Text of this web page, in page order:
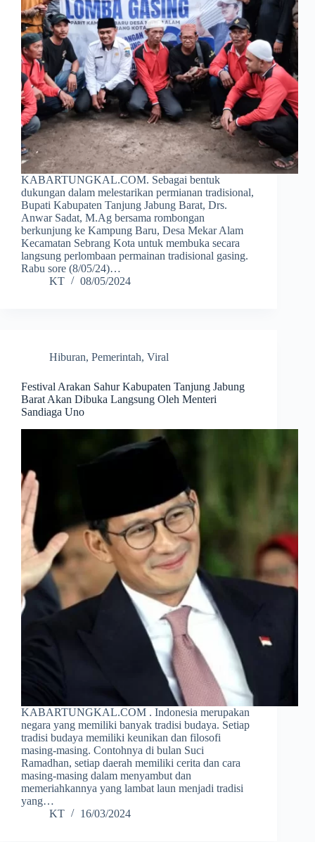
KABARTUNGKAL.COM. Sebagai bentuk
dukungan dalam melestarikan permianan tradisional,
Bupati Kabupaten Tanjung Jabung Barat, Drs.
Anwar Sadat, M.Ag bersama rombongan
berkunjung ke Kampung Baru, Desa Mekar Alam
Kecamatan Sebrang Kota untuk membuka secara
langsung perlombaan permainan tradisional gasing.
Rabu sore (8/05/24)…
KT
08/05/2024
Hiburan, Pemerintah, Viral
Festival Arakan Sahur Kabupaten Tanjung Jabung
Barat Akan Dibuka Langsung Oleh Menteri
Sandiaga Uno
KABARTUNGKAL.COM . Indonesia merupakan
negara yang memiliki banyak tradisi budaya. Setiap
tradisi budaya memiliki keunikan dan filosofi
masing-masing. Contohnya di bulan Suci
Ramadhan, setiap daerah memiliki cerita dan cara
masing-masing dalam menyambut dan
memeriahkannya yang lambat laun menjadi tradisi
yang…
KT
16/03/2024